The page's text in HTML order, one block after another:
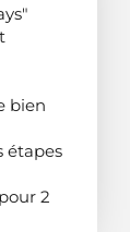
bien
étapes
2